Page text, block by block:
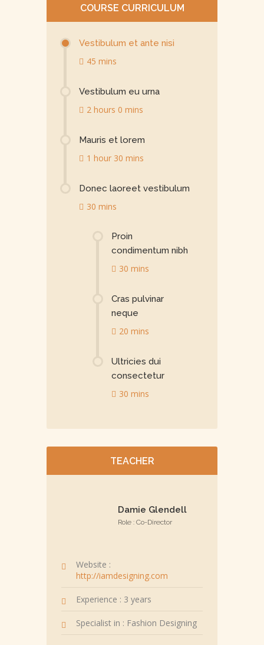
COURSE CURRICULUM
Vestibulum et ante nisi
45 mins
Vestibulum eu urna
2 hours 0 mins
Mauris et lorem
1 hour 30 mins
Donec laoreet vestibulum
30 mins
Proin
condimentum nibh
30 mins
Cras pulvinar
neque
20 mins
Ultricies dui
consectetur
30 mins
TEACHER
Damie Glendell
Role : Co-Director
Website :
http://iamdesigning.com
Experience : 3 years
Specialist in : Fashion Designing